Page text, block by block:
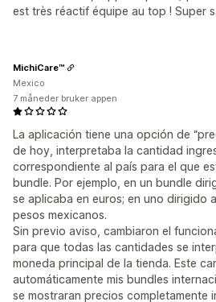
est très réactif équipe au top ! Super
La aplicación tiene una opción de
de hoy, interpretaba la cantidad
correspondiente al país para el que
bundle. Por ejemplo, en un bundle
se aplicaba en euros; en uno dirigido
pesos mexicanos.
Sin previo aviso, cambiaron el
para que todas las cantidades se
moneda principal de la tienda. Este
automáticamente mis bundles
se mostraran precios completamente
MichiCare™
Mexico
7 måneder bruker appen